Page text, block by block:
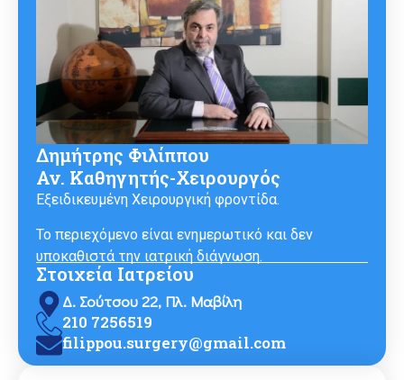
Δημήτρης Φιλίππου
Αν. Καθηγητής-Χειρουργός
Εξειδικευμένη Χειρουργική φροντίδα.
Το περιεχόμενο είναι ενημερωτικό και δεν
υποκαθιστά την ιατρική διάγνωση.
Στοιχεία Ιατρείου
Δ. Σούτσου 22, Πλ. Μαβίλη
210 7256519
filippou.surgery@gmail.com